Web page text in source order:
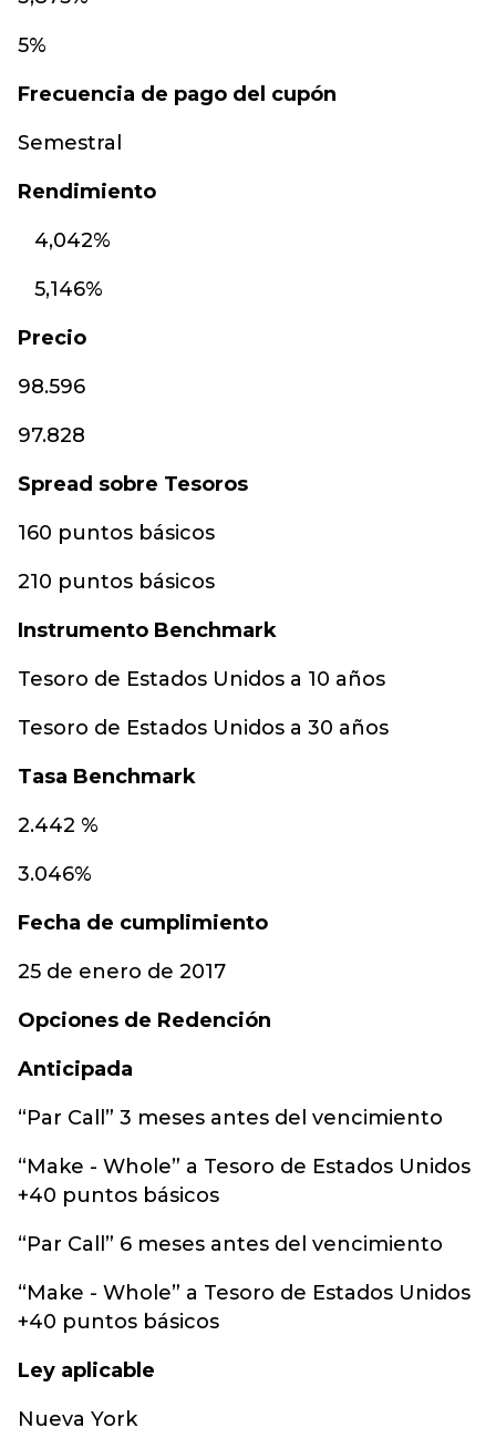
5%
Frecuencia de pago del cupón
Semestral
Rendimiento
4,042%
5,146%
Precio
98.596
97.828
Spread sobre Tesoros
160 puntos básicos
210 puntos básicos
Instrumento Benchmark
Tesoro de Estados Unidos a 10 años
Tesoro de Estados Unidos a 30 años
Tasa Benchmark
2.442 %
3.046%
Fecha de cumplimiento
25 de enero de 2017
Opciones de Redención
Anticipada
“Par Call” 3 meses antes del vencimiento
“Make - Whole” a Tesoro de Estados Unidos
+40 puntos básicos
“Par Call” 6 meses antes del vencimiento
“Make - Whole” a Tesoro de Estados Unidos
+40 puntos básicos
Ley aplicable
Nueva York